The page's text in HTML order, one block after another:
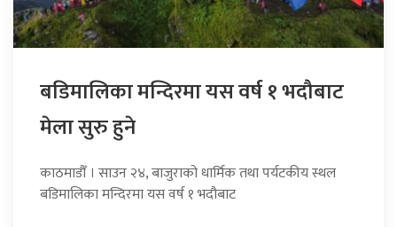
बडिमालिका मन्दिरमा यस वर्ष १ भदौबाट
मेला सुरु हुने
काठमाडौँ । साउन २४, बाजुराको धार्मिक तथा पर्यटकीय स्थल
बडिमालिका मन्दिरमा यस वर्ष १ भदौबाट